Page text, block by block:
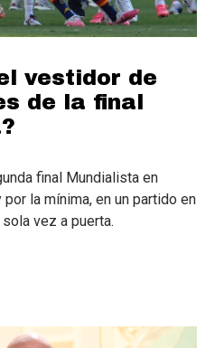
vestidor de
de la final
final Mundialista en
por la mínima, en un partido en
vez a puerta.